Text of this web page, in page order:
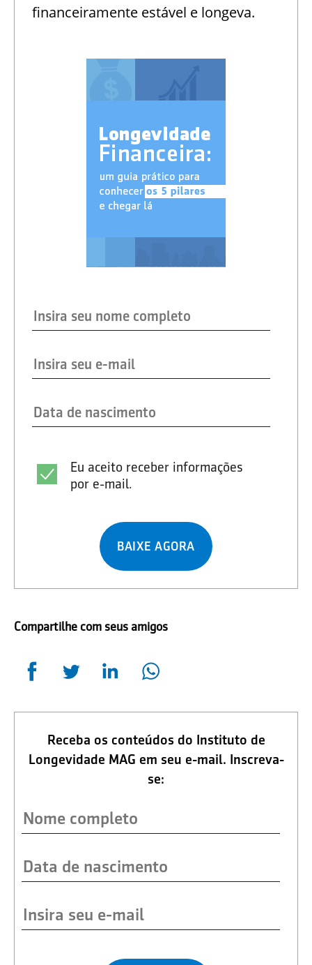
financeiramente estável e longeva.
Eu aceito receber informações
por e-mail.
BAIXE AGORA
Compartilhe com seus amigos
Receba os conteúdos do Instituto de
Longevidade MAG em seu e-mail. Inscreva-
se: